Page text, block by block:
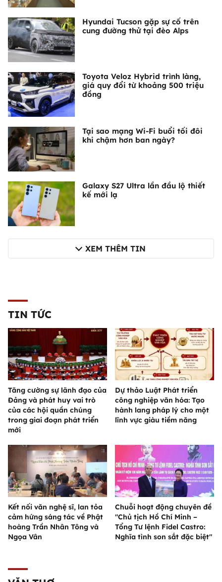
Hyundai Tucson gặp sự cố trên
cung đường thử tại đèo Alps
Toyota Veloz Hybrid trình làng,
giá quy đổi từ khoảng 500 triệu
đồng
Tại sao mạng Wi-Fi buổi tối đôi
khi chậm hơn ban ngày?
Galaxy S27 Ultra lần đầu lộ thiết
kế mới lạ
XEM THÊM TIN
TIN TỨC
Tăng cường sự lãnh đạo của
Đảng và phát huy vai trò
của các hội quần chúng
trong giai đoạn phát triển
mới
Dự thảo Luật Phát triển
công nghiệp văn hóa: Tạo
hành lang pháp lý cho một
lĩnh vực giàu tiềm năng
Kết nối văn nghệ sĩ, lan tỏa
cảm hứng sáng tác về Phật
hoàng Trần Nhân Tông và
Ngọa Vân
Chuỗi hoạt động chuyên đề
"Chủ tịch Hồ Chí Minh –
Tổng Tư lệnh Fidel Castro:
Nghĩa tình son sắt đặc biệt"